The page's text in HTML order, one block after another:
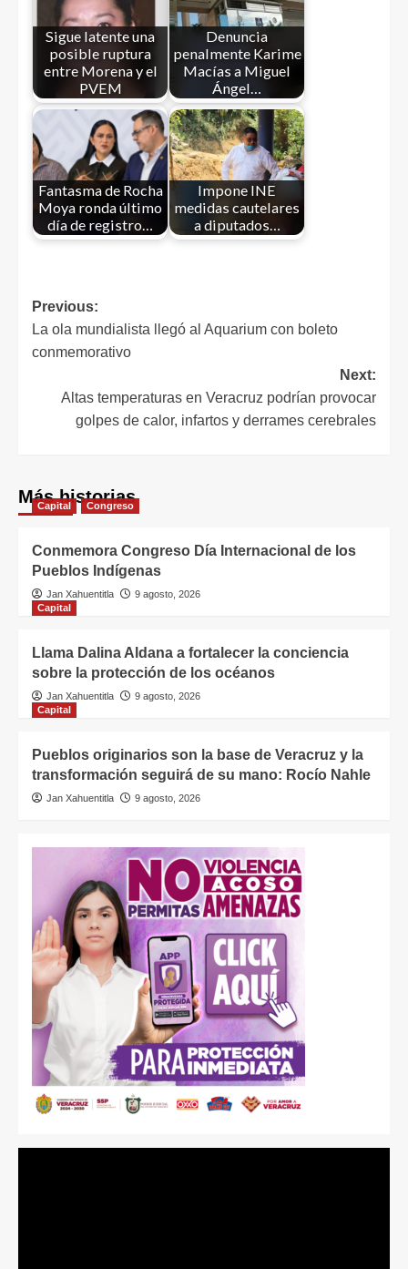
Sigue latente una
posible ruptura
entre Morena y el
PVEM
Denuncia
penalmente Karime
Macías a Miguel
Ángel…
Fantasma de Rocha
Moya ronda último
día de registro…
Impone INE
medidas cautelares
a diputados…
Previous:
La ola mundialista llegó al Aquarium con boleto
conmemorativo
Next:
Altas temperaturas en Veracruz podrían provocar
golpes de calor, infartos y derrames cerebrales
Más historias
Capital Congreso
Conmemora Congreso Día Internacional de los
Pueblos Indígenas
Jan Xahuentitla
9 agosto, 2026
Capital
Llama Dalina Aldana a fortalecer la conciencia
sobre la protección de los océanos
Jan Xahuentitla
9 agosto, 2026
Capital
Pueblos originarios son la base de Veracruz y la
transformación seguirá de su mano: Rocío Nahle
Jan Xahuentitla 9 agosto, 2026